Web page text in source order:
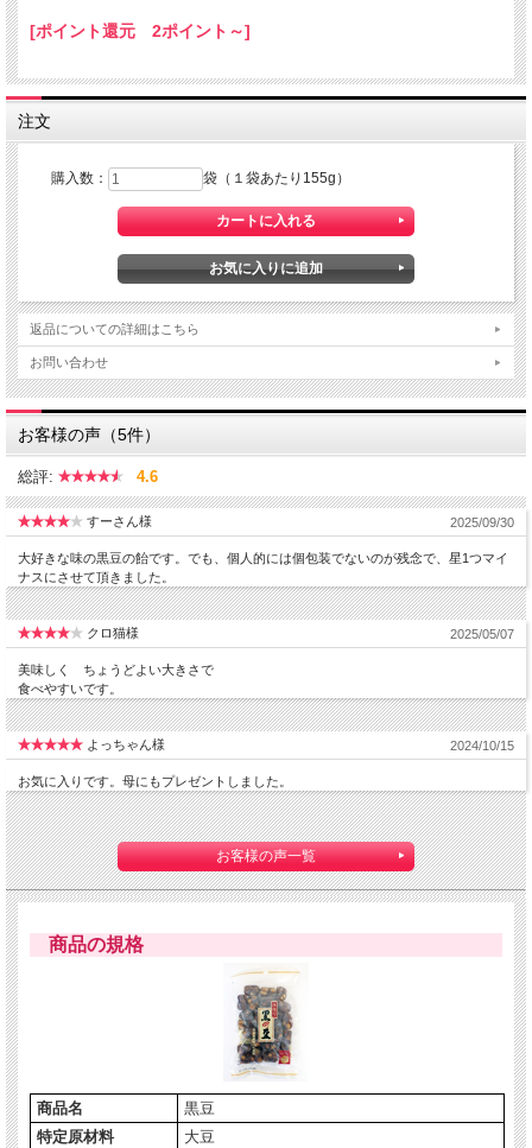
ネット販売解禁！一般販売されている黒豆をネットショップでもご
購入いただけるようになりました。
長く愛されている理由をお確かめください
1950年創業の当社でもっとも愛されている“黒豆” 。原材料は砂糖、水飴、黒糖、
大豆のみ。こだわりの製法と選りすぐった原材料で、リピーターとなっていただ
く方がもっとも多い、当社自慢の豆入り黒飴です。
香料・着色料を一切使用せず、自然な色と味を大切にしております。
製造には、短時間でたくさん出来上がる真空釜ではなく、弊社が最もおいしく出
来上がると考える地釜を使用。上質の砂糖とモンドセレクション金賞受賞の水
飴、沖縄産の特等級黒糖をほどよく混ぜ、150度前後で直火炊きし、更に煎り大
合うものを代々味を受け継ぐ飴職人が厳選し、その結果一番等級の高い沖縄産黒
糖を使用しております。
●当店で販売しているすべての飴はモンドセレクション（※）金賞を
受賞した水飴を使用しております。
※ ベルギーの民間団体主体の食品分野における製品技術水準
店長オススメのおいしい食べ方
[ポイント還元 2ポイント～]
注文
購入数： 袋（１袋あたり155g）
返品についての詳細はこちら
お問い合わせ
お客様の声（5件）
総評: 4.6
すーさん様 2025/09/30
大好きな味の黒豆の飴です。でも、個人的には個包装でないのが残念で、星1つマイ
ナスにさせて頂きました。
クロ猫様 2025/05/07
美味しく ちょうどよい大きさで
食べやすいです。
よっちゃん様 2024/10/15
お気に入りです。母にもプレゼントしました。
お客様の声一覧
商品の規格
商品名
黒豆
特定原材料
大豆